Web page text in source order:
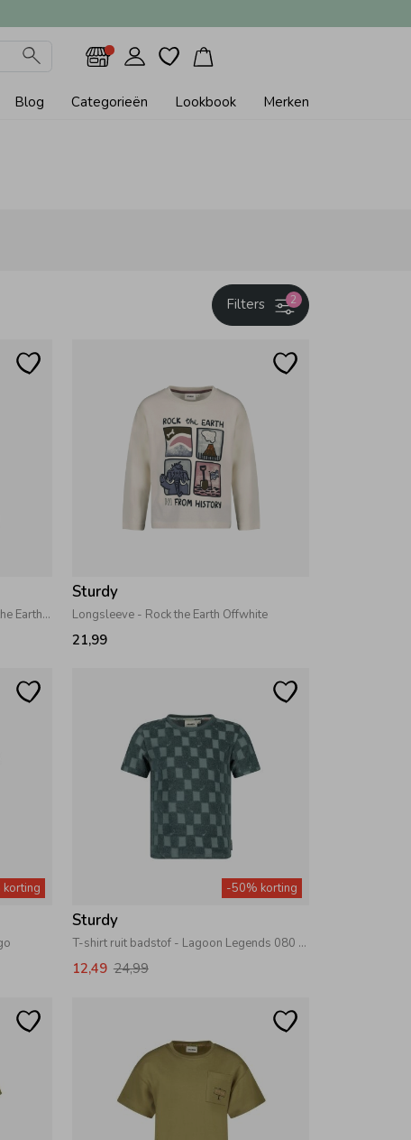
Blog Categorieën Lookbook Merken
2
Filters
Longsleeve wafelstructuur - Rock the Earth d.Blauw
Sturdy
Longsleeve - Rock the Earth Offwhite
21,99
-50% korting
Sturdy
T-shirt ruit badstof - Lagoon Legends 080 Petrol
12,49 24,99